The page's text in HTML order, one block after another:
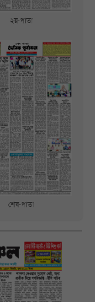
২য়-পাতা
শেষ-পাতা